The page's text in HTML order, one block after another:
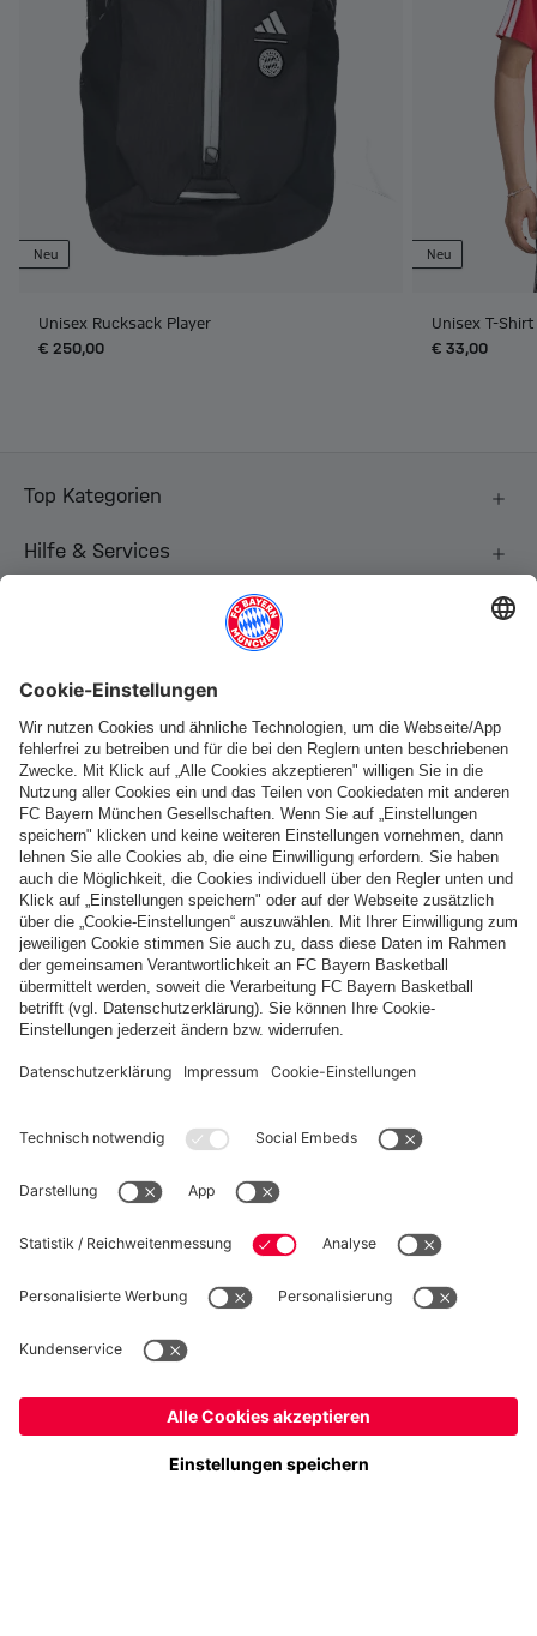
Neu
Unisex Rucksack Player
€ 250,00
Neu
Unisex T-Shirt
€ 33,00
Top Kategorien
Hilfe & Services
Folge uns
Zahlung & Lieferung
FC Bayern Store App
WIDERRUF
Datenschutz
Cookie Details
Preise inklusive MwSt. und zzgl. Versandkosten
© FC Bayern München AG
FC Bayern München AG, Säbener Str. 51-57, 81547 München
Ja,Österreich, um dorthin zu liefern!
Weltweit, um dorthin zu liefern!